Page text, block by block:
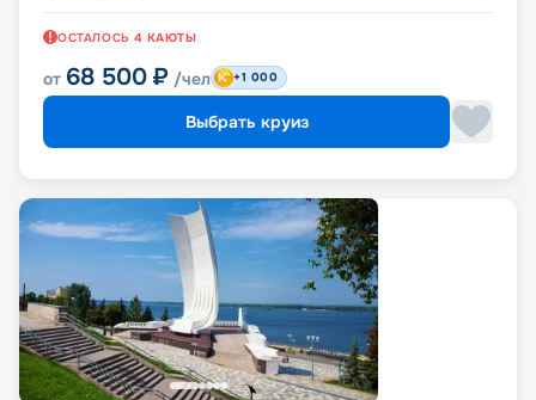
ОСТАЛОСЬ 4 КАЮТЫ
от 68 500 ₽ /чел +1 000
Выбрать круиз